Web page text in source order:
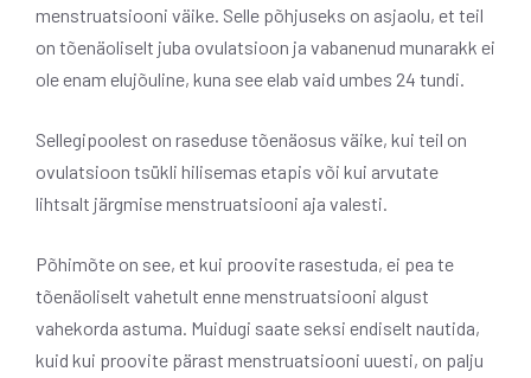
menstruatsiooni väike. Selle põhjuseks on asjaolu, et teil
on tõenäoliselt juba ovulatsioon ja vabanenud munarakk ei
ole enam elujõuline, kuna see elab vaid umbes 24 tundi.
Sellegipoolest on raseduse tõenäosus väike, kui teil on
ovulatsioon tsükli hilisemas etapis või kui arvutate
lihtsalt järgmise menstruatsiooni aja valesti.
Põhimõte on see, et kui proovite rasestuda, ei pea te
tõenäoliselt vahetult enne menstruatsiooni algust
vahekorda astuma. Muidugi saate seksi endiselt nautida,
kuid kui proovite pärast menstruatsiooni uuesti, on palju